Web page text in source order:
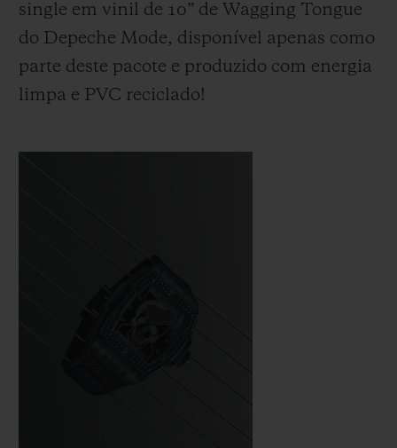
single em vinil de 10” de Wagging Tongue
do Depeche Mode, disponível apenas como
parte deste pacote e produzido com energia
limpa e PVC reciclado!